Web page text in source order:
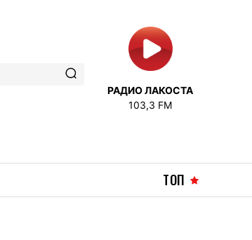
РАДИО ЛАКОСТА
103,3 FM
ТОП